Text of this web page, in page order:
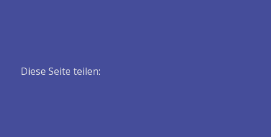
Diese Seite teilen: